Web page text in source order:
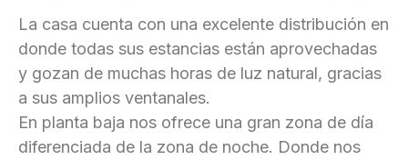
La casa cuenta con una excelente distribución en
donde todas sus estancias están aprovechadas
y gozan de muchas horas de luz natural, gracias
a sus amplios ventanales.
En planta baja nos ofrece una gran zona de día
diferenciada de la zona de noche. Donde nos